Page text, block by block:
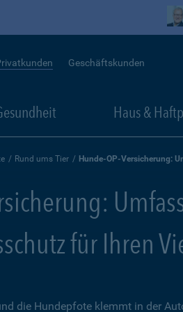
Geschäftskunden
Haus &
Rund ums Tier Hunde-OP-Versicherung:
für Ihren
die Hundepfote klemmt in der